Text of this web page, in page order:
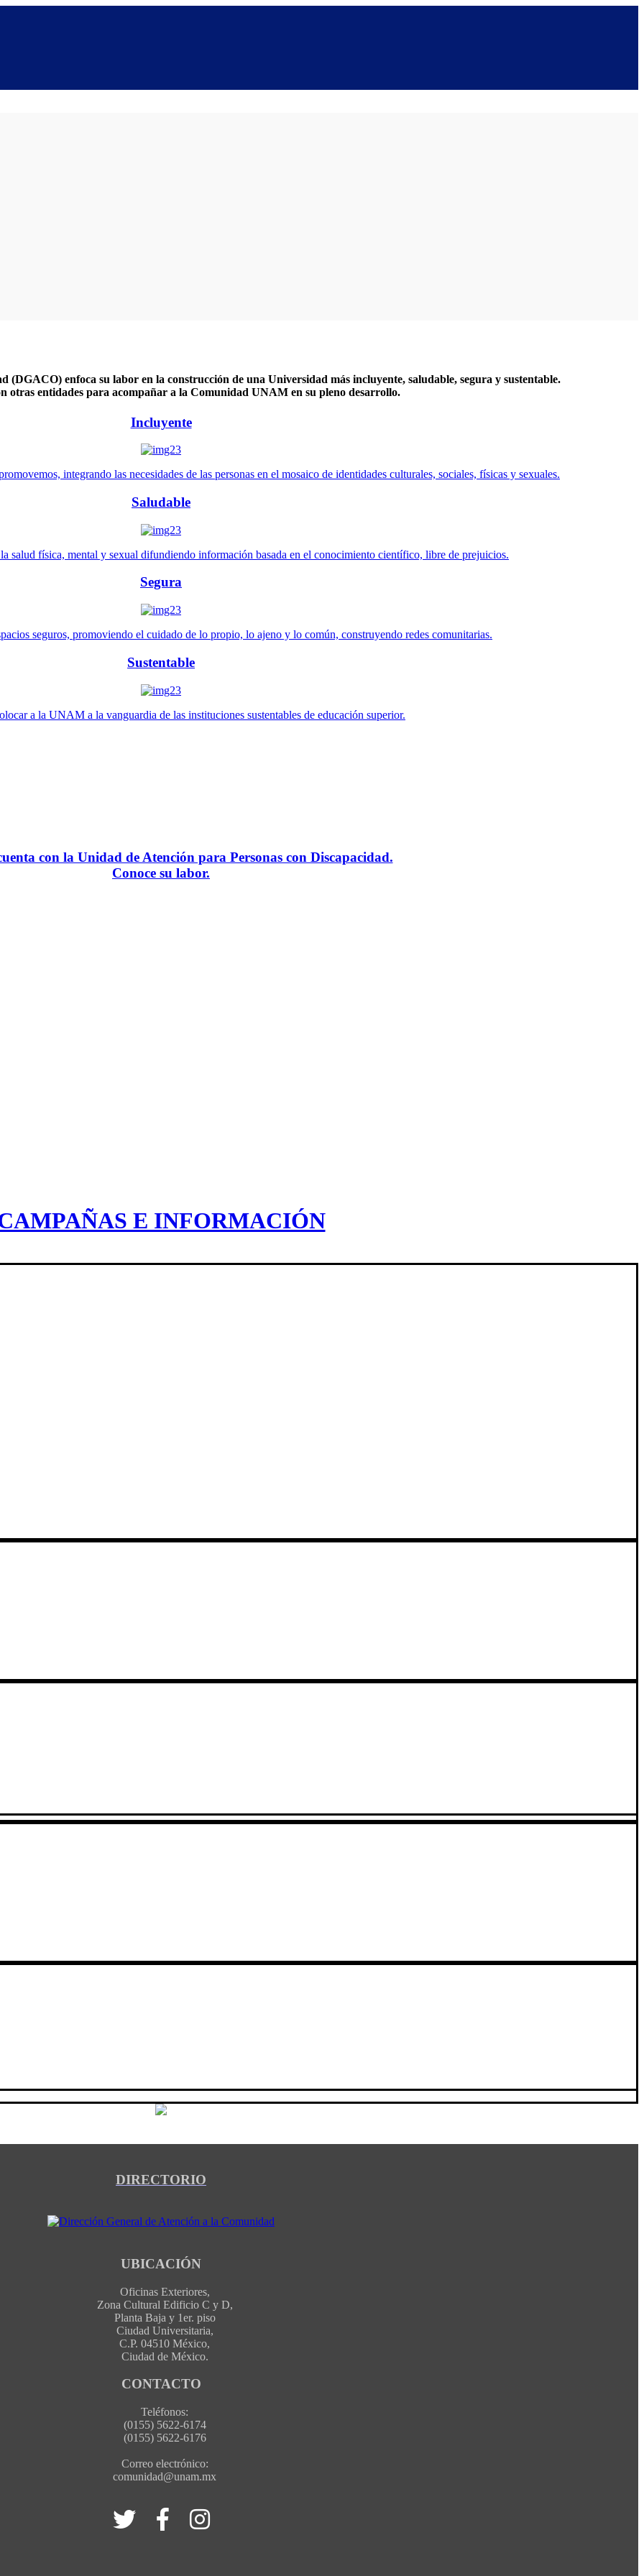
(DGACO) enfoca su labor en la construcción de una Universidad más incluyente, saludable, segura y sustentable.
otras entidades para acompañar a la Comunidad UNAM en su pleno desarrollo.
Incluyente
integrando las necesidades de las personas en el mosaico de identidades culturales, sociales, físicas y sexuales.
Saludable
salud física, mental y sexual difundiendo información basada en el conocimiento científico, libre de prejuicios.
Segura
seguros, promoviendo el cuidado de lo propio, lo ajeno y lo común, construyendo redes comunitarias.
Sustentable
a la UNAM a la vanguardia de las instituciones sustentables de educación superior.
con la Unidad de Atención para Personas con Discapacidad.
Conoce su labor.
E INFORMACIÓN
DIRECTORIO
UBICACIÓN
Oficinas Exteriores,
Zona Cultural Edificio C y D,
Planta Baja y 1er. piso
Ciudad Universitaria,
C.P. 04510 México,
Ciudad de México.
CONTACTO
Teléfonos:
(0155) 5622-6174
(0155) 5622-6176
Correo electrónico:
comunidad@unam.mx